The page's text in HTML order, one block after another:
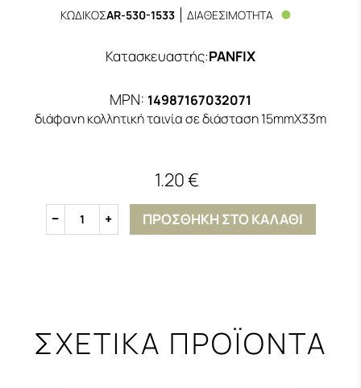
ΚΩΔΙΚΟΣAR-530-1533 ΔΙΑΘΕΣΙΜΟΤΗΤΑ
Κατασκευαστής:PANFIX
MPN: 14987167032071
διάφανη κολλητική ταινία σε διάσταση 15mmΧ33m
1.20 €
1 ΠΡΟΣΘΗΚΗ ΣΤΟ ΚΑΛΑΘΙ
ΣΧΕΤΙΚΑ ΠΡΟΪΟΝΤΑ